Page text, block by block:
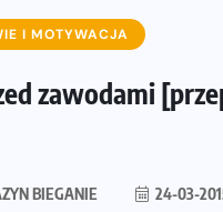
I MOTYWACJA
zawodami
BIEGANIE 24-03-